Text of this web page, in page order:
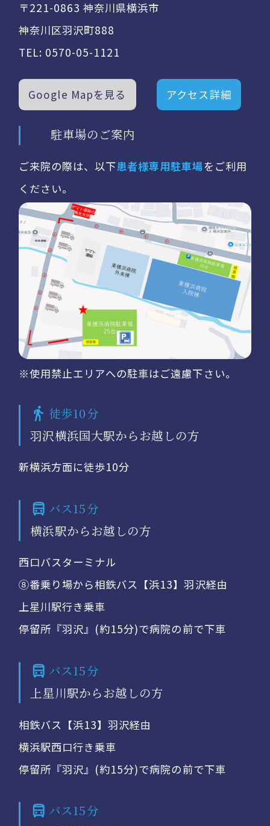
〒221-0863 神奈川県横浜市
神奈川区羽沢町888
TEL: 0570-05-1121
Google Mapを見る アクセス詳細
駐車場のご案内
ご来院の際は、以下患者様専用駐車場をご利用
ください。
※使用禁止エリアへの駐車はご遠慮下さい。
徒歩10分
羽沢横浜国大駅からお越しの方
新横浜方面に徒歩10分
バス15分
横浜駅からお越しの方
西口バスターミナル
⑧番乗り場から相鉄バス【浜13】羽沢経由
上星川駅行き乗車
停留所『羽沢』(約15分)で病院の前で下車
バス15分
上星川駅からお越しの方
相鉄バス【浜13】羽沢経由
横浜駅西口行き乗車
停留所『羽沢』(約15分)で病院の前で下車
バス15分